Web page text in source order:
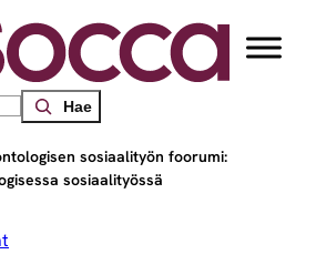
osaamiskeskus
sosiaalityön foorumi:
sosiaalityössä